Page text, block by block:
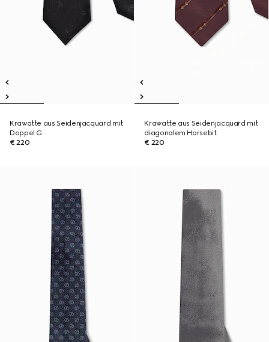
Krawatte aus Seidenjacquard mit
Doppel G
€ 220
Krawatte aus Seidenjacquard mit
diagonalem Horsebit
€ 220